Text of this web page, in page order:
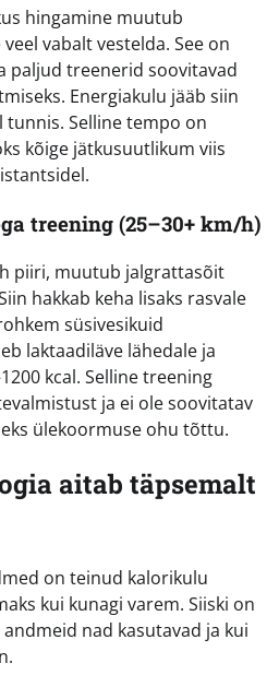
hingamine muutub
vabalt vestelda. See on
paljud treenerid soovitavad
Energiakulu jääb siin
tunnis. Selline tempo on
kõige jätkusuutlikum viis
treening (25–30+ km/h)
piiri, muutub jalgrattasõit
hakkab keha lisaks rasvale
süsivesikuid
laktaadiläve lähedale ja
kcal. Selline treening
ja ei ole soovitatav
ülekoormuse ohu tõttu.
aitab täpsemalt
on teinud kalorikulu
kui kunagi varem. Siiski on
nad kasutavad ja kui